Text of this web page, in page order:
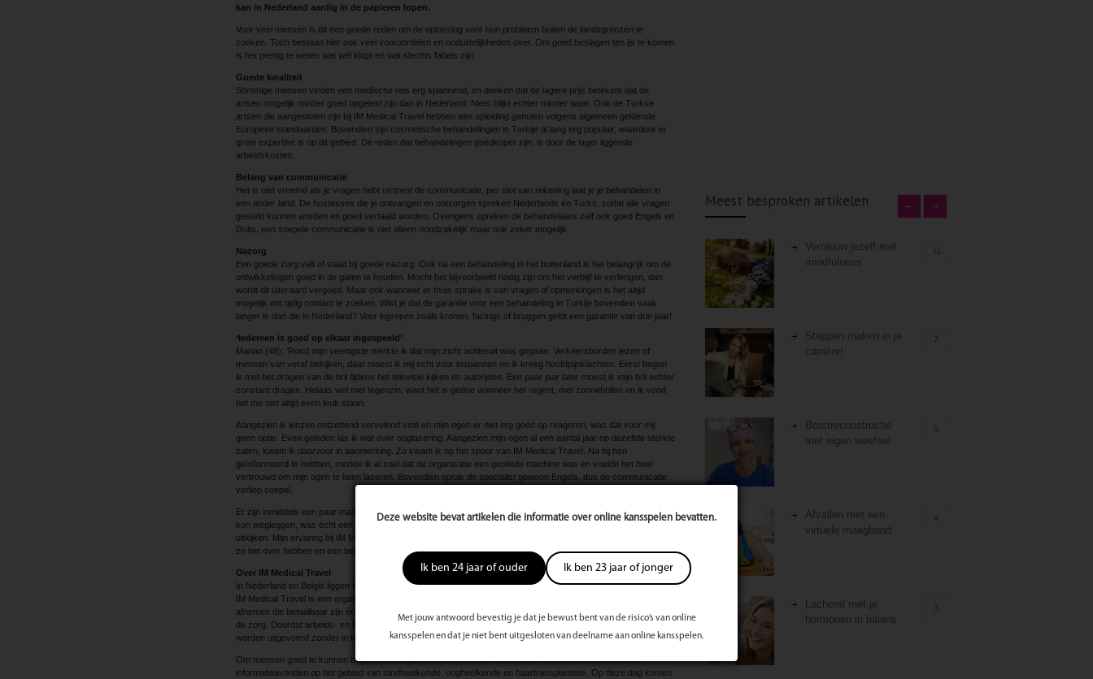
Deze website bevat artikelen die informatie over online kansspelen bevatten.
Ik ben 24 jaar of ouder Ik ben 23 jaar of jonger
Met jouw antwoord bevestig je dat je bewust bent van de risico’s van online
kansspelen en dat je niet bent uitgesloten van deelname aan online kansspelen.
kan in Nederland aardig in de papieren lopen.
Voor veel mensen is dit een goede reden om de oplossing voor hun probleem buiten de landsgrenzen te
zoeken. Toch bestaan hier ook veel vooroordelen en onduidelijkheden over. Om goed beslagen ten ijs te komen
is het prettig te weten wat wél klopt en wat slechts fabels zijn.
Goede kwaliteit
Sommige mensen vinden een medische reis erg spannend, en denken dat de lagere prijs betekent dat de
artsen mogelijk minder goed opgeleid zijn dan in Nederland. Niets blijkt echter minder waar. Ook de Turkse
artsen die aangesloten zijn bij IM Medical Travel hebben een opleiding genoten volgens algemeen geldende
Europese standaarden. Bovendien zijn cosmetische behandelingen in Turkije al lang erg populair, waardoor er
grote expertise is op dit gebied. De reden dat behandelingen goedkoper zijn, is door de lager liggende
arbeidskosten.
Belang van communicatie
Het is niet vreemd als je vragen hebt omtrent de communicatie, per slot van rekening laat je je behandelen in
een ander land. De hostesses die je ontvangen en ontzorgen spreken Nederlands én Turks, zodat alle vragen
gesteld kunnen worden en goed vertaald worden. Overigens spreken de behandelaars zelf ook goed Engels en
Duits, een soepele communicatie is niet alleen noodzakelijk maar ook zeker mogelijk.
Nazorg
Een goede zorg valt of staat bij goede nazorg. Ook na een behandeling in het buitenland is het belangrijk om de
ontwikkelingen goed in de gaten te houden. Mocht het bijvoorbeeld nodig zijn om het verblijf te verlengen, dan
wordt dit uiteraard vergoed. Maar ook wanneer er thuis sprake is van vragen of opmerkingen is het altijd
mogelijk om tijdig contact te zoeken. Wist je dat de garantie voor een behandeling in Turkije bovendien vaak
langer is dan die in Nederland? Voor ingrepen zoals kronen, facings of bruggen geldt een garantie van drie jaar!
‘Iedereen is goed op elkaar ingespeeld’
Marian (48): ‘Rond mijn veertigste merkte ik dat mijn zicht achteruit was gegaan. Verkeersborden lezen of
mensen van veraf bekijken, daar moest ik mij echt voor inspannen en ik kreeg hoofdpijnklachten. Eerst begon
ik met het dragen van de bril tijdens het televisie kijken en autorijden. Een paar jaar later moest ik mijn bril echter
constant dragen. Helaas wel met tegenzin, want het is gedoe wanneer het regent, met zonnebrillen en ik vond
het me niet altijd even leuk staan.
Aangezien ik lenzen ontzettend vervelend vind en mijn ogen er niet erg goed op reageren, was dat voor mij
geen optie. Even geleden las ik wat over ooglasering. Aangezien mijn ogen al een aantal jaar op dezelfde sterkte
zaten, kwam ik daarvoor in aanmerking. Zo kwam ik op het spoor van IM Medical Travel. Na bij hen
geïnformeerd te hebben, merkte ik al snel dat de organisatie een geoliede machine was en voelde het heel
vertrouwd om mijn ogen te laten laseren. Bovendien sprak de specialist gewoon Engels, dus de communicatie
verliep soepel.
Er zijn inmiddels een paar maanden voorbij en elke dag geniet ik van het resultaat. Het moment dat ik mijn bril
kon wegleggen, was echt een bevrijdend gevoel. Zonder samenknijpende ogen kan ik nu rustig voor me
uitkijken. Mijn ervaring bij IM Medical Travel was echt heel fijn. Als je op zoek bent naar mensen die weten waar
ze het over hebben en een behandeling voor een betaalbare prijs, zou ik altijd IM Medical Travel aanraden.’
Over IM Medical Travel
In Nederland en België liggen kosten voor medische en cosmetische behandelingen veel hoger dan in Turkije.
IM Medical Travel is een organisatie die medische reizen aanbiedt, zodat mensen behandelingen kunnen
afnemen die betaalbaar zijn én op kwalitatief hoog niveau. De lagere prijzen zeggen niets over het niveau van
de zorg. Doordat arbeids- en laboratoriumkosten veel lager liggen, kunnen behandelingen een stuk goedkoper
worden uitgevoerd zonder in te boeten op kwaliteit.
Om mensen goed te kunnen begeleiden, organiseert IM Medical Travel ieder kwartaal consultdagen en
informatieavonden op het gebied van tandheelkunde, oogheelkunde en haartransplantatie. Op deze dag komen
Meest besproken artikelen
Vernieuw jezelf met
mindfulness
Stappen maken in je
carrière!
7
Borstreconstructie
met eigen weefsel
5
Afvallen met een
virtuele maagband
4
Lachend met je
hormonen in balans
3